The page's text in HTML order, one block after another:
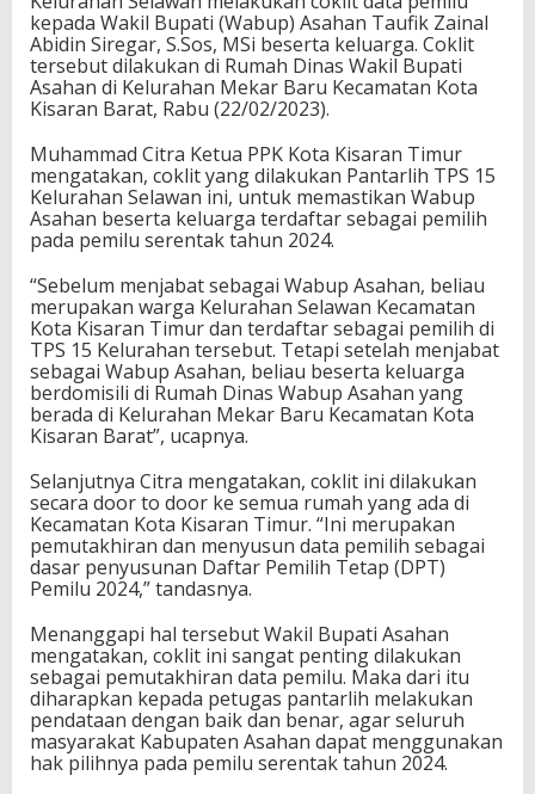
kepada Wakil Bupati (Wabup) Asahan Taufik Zainal
Abidin Siregar, S.Sos, MSi beserta keluarga. Coklit
tersebut dilakukan di Rumah Dinas Wakil Bupati
Asahan di Kelurahan Mekar Baru Kecamatan Kota
Kisaran Barat, Rabu (22/02/2023).
Muhammad Citra Ketua PPK Kota Kisaran Timur
mengatakan, coklit yang dilakukan Pantarlih TPS 15
Kelurahan Selawan ini, untuk memastikan Wabup
Asahan beserta keluarga terdaftar sebagai pemilih
pada pemilu serentak tahun 2024.
“Sebelum menjabat sebagai Wabup Asahan, beliau
merupakan warga Kelurahan Selawan Kecamatan
Kota Kisaran Timur dan terdaftar sebagai pemilih di
TPS 15 Kelurahan tersebut. Tetapi setelah menjabat
sebagai Wabup Asahan, beliau beserta keluarga
berdomisili di Rumah Dinas Wabup Asahan yang
berada di Kelurahan Mekar Baru Kecamatan Kota
Kisaran Barat”, ucapnya.
Selanjutnya Citra mengatakan, coklit ini dilakukan
secara door to door ke semua rumah yang ada di
Kecamatan Kota Kisaran Timur. “Ini merupakan
pemutakhiran dan menyusun data pemilih sebagai
dasar penyusunan Daftar Pemilih Tetap (DPT)
Pemilu 2024,” tandasnya.
Menanggapi hal tersebut Wakil Bupati Asahan
mengatakan, coklit ini sangat penting dilakukan
sebagai pemutakhiran data pemilu. Maka dari itu
diharapkan kepada petugas pantarlih melakukan
pendataan dengan baik dan benar, agar seluruh
masyarakat Kabupaten Asahan dapat menggunakan
hak pilihnya pada pemilu serentak tahun 2024.